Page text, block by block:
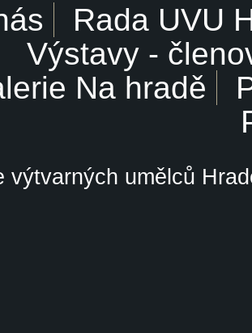
Rada UVU
Výstavy -
Na hradě
výtvarných umělců